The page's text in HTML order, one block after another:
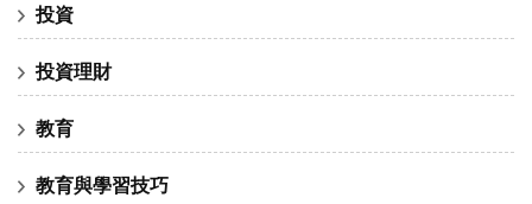
投資
投資理財
教育
教育與學習技巧